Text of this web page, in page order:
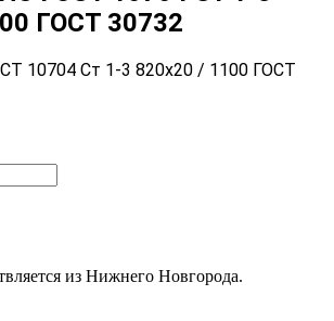
ГОСТ 30732
10704 Ст 1-3 820x20 / 1100 ГОСТ
из Нижнего Новгорода.